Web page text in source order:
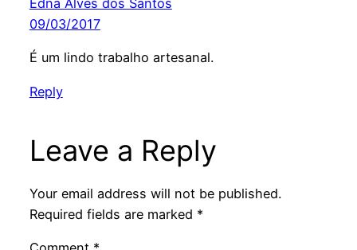
09/03/2017
É um lindo trabalho artesanal.
Reply
Leave a Reply
Your email address will not be published.
Required fields are marked *